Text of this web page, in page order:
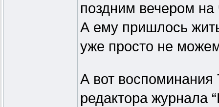
поздним вечером
А ему пришлось
уже просто не
А вот воспоминания
редактора журнала